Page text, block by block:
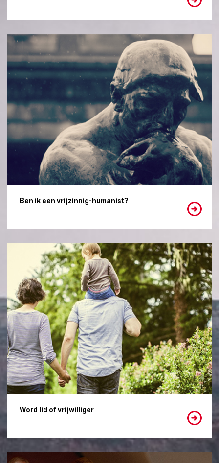
Ben ik een vrijzinnig-humanist?
Word lid of vrijwilliger